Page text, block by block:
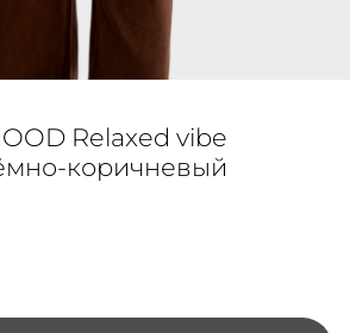
Relaxed vibe
коричневый